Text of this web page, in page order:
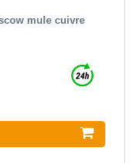
mule cuivre